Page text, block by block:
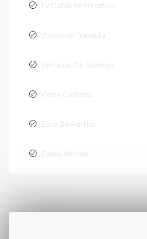
TV Cable En El Edificio
Ubicación Tranquila
Ventanas De Aluminio
Video Cámaras
Zona De Parrillas
Zonas Verdes